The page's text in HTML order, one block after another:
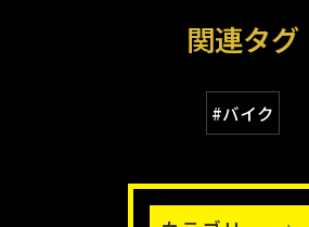
関連タグ
#バイク